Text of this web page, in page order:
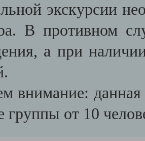
экскурсии
В противном
а при
внимание: данная
группы от 10